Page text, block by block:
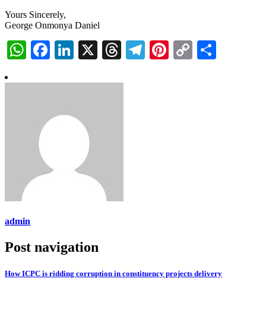
Yours Sincerely,
George Onmonya Daniel
WhatsApp
Facebook
LinkedIn
X Threads
Telegram
Pinterest
Copy
admin
Post navigation
How ICPC is ridding corruption in constituency projects delivery